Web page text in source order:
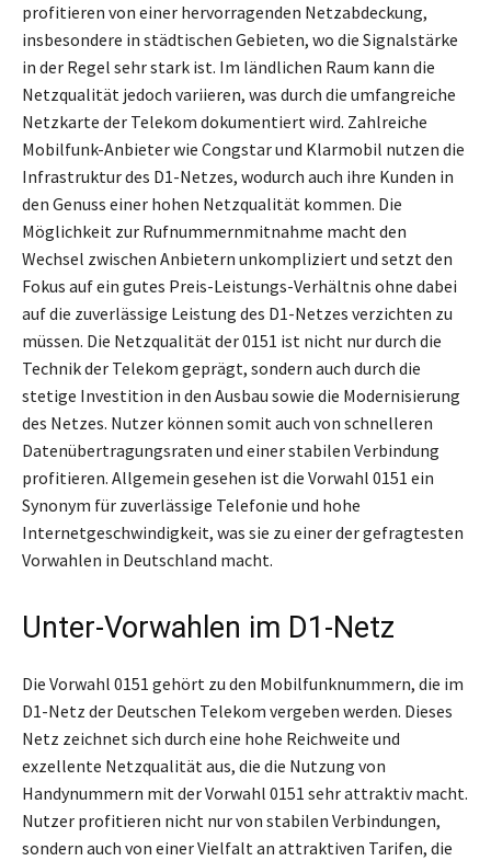
profitieren von einer hervorragenden Netzabdeckung,
insbesondere in städtischen Gebieten, wo die Signalstärke
in der Regel sehr stark ist. Im ländlichen Raum kann die
Netzqualität jedoch variieren, was durch die umfangreiche
Netzkarte der Telekom dokumentiert wird. Zahlreiche
Mobilfunk-Anbieter wie Congstar und Klarmobil nutzen die
Infrastruktur des D1-Netzes, wodurch auch ihre Kunden in
den Genuss einer hohen Netzqualität kommen. Die
Möglichkeit zur Rufnummernmitnahme macht den
Wechsel zwischen Anbietern unkompliziert und setzt den
Fokus auf ein gutes Preis-Leistungs-Verhältnis ohne dabei
auf die zuverlässige Leistung des D1-Netzes verzichten zu
müssen. Die Netzqualität der 0151 ist nicht nur durch die
Technik der Telekom geprägt, sondern auch durch die
stetige Investition in den Ausbau sowie die Modernisierung
des Netzes. Nutzer können somit auch von schnelleren
Datenübertragungsraten und einer stabilen Verbindung
profitieren. Allgemein gesehen ist die Vorwahl 0151 ein
Synonym für zuverlässige Telefonie und hohe
Internetgeschwindigkeit, was sie zu einer der gefragtesten
Vorwahlen in Deutschland macht.
Unter-Vorwahlen im D1-Netz
Die Vorwahl 0151 gehört zu den Mobilfunknummern, die im
D1-Netz der Deutschen Telekom vergeben werden. Dieses
Netz zeichnet sich durch eine hohe Reichweite und
exzellente Netzqualität aus, die die Nutzung von
Handynummern mit der Vorwahl 0151 sehr attraktiv macht.
Nutzer profitieren nicht nur von stabilen Verbindungen,
sondern auch von einer Vielfalt an attraktiven Tarifen, die